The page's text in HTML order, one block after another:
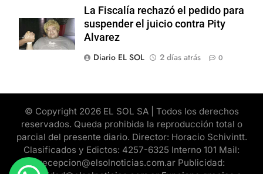
La Fiscalía rechazó el pedido para
suspender el juicio contra Pity
Alvarez
Diario EL SOL
2 días atrás 0
© Copyright 2026 EL SOL SA | Todos los derechos
reservados. Queda prohibida la reproducción total o
parcial del presente diario. Director: Horacio Schivintt.
Clasificados y Edictos: 4257-6325 Interno 101 Mail:
recepcion@elsolnoticias.com.ar Publicidad: